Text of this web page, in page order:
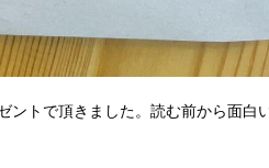
ントで頂きました。読む前から面白